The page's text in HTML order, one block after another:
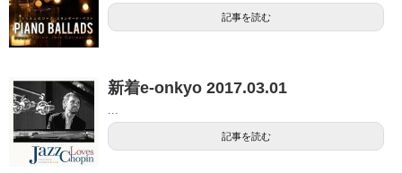
記事を読む
新着e-onkyo 2017.03.01
記事を読む